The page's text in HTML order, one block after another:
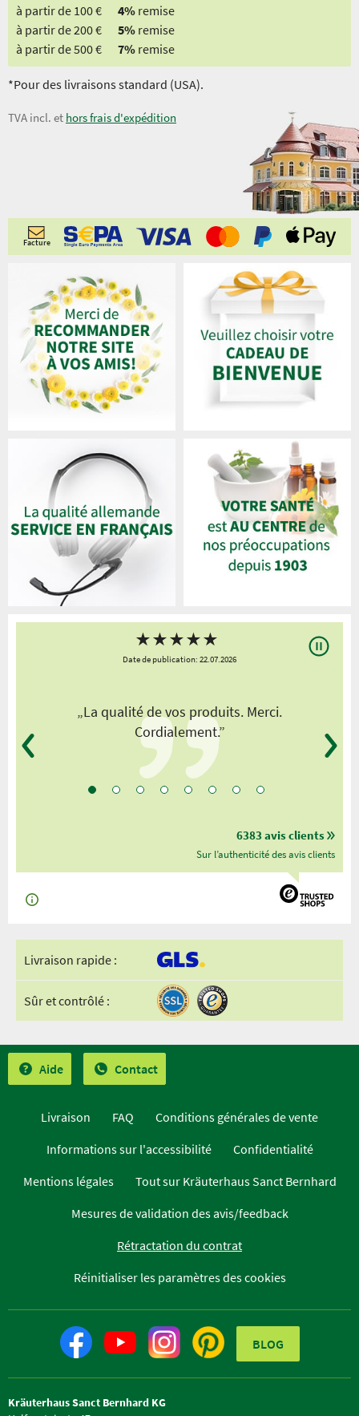
à partir de 100 €
4% remise
à partir de 200 €
5% remise
à partir de 500 €
7% remise
*Pour des livraisons standard (USA).
TVA incl. et hors frais d'expédition
Facture
★★★★★
Date de publication: 22.07.2026
„La qualité de vos produits. Merci.
Cordialement.”
6383 avis clients
Sur l’authenticité des avis clients
Livraison rapide :
Sûr et contrôlé :
Aide Contact
Livraison FAQ
Conditions générales de vente
Informations sur l'accessibilité
Confidentialité
Mentions légales
Tout sur Kräuterhaus Sanct Bernhard
Mesures de validation des avis/feedback
Rétractation du contrat
Réinitialiser les paramètres des cookies
BLOG
Kräuterhaus Sanct Bernhard KG